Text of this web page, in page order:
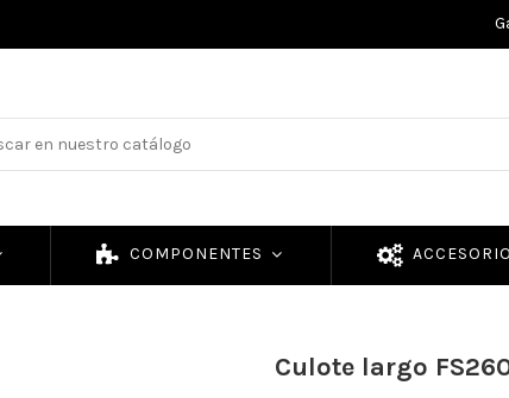
COMPONENTES
Culote largo